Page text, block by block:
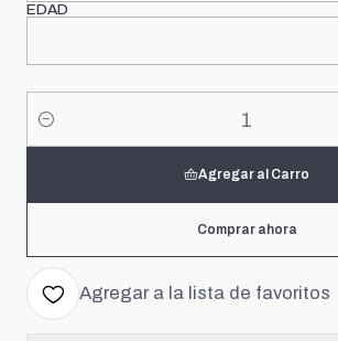
EDAD
Cantidad
Agregar al Carro
Comprar ahora
Agregar a la lista de favoritos